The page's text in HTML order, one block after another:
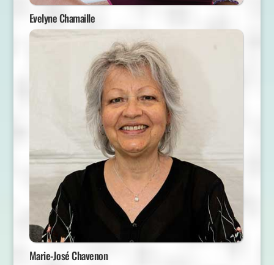
Evelyne Chamaille
Marie-José Chavenon